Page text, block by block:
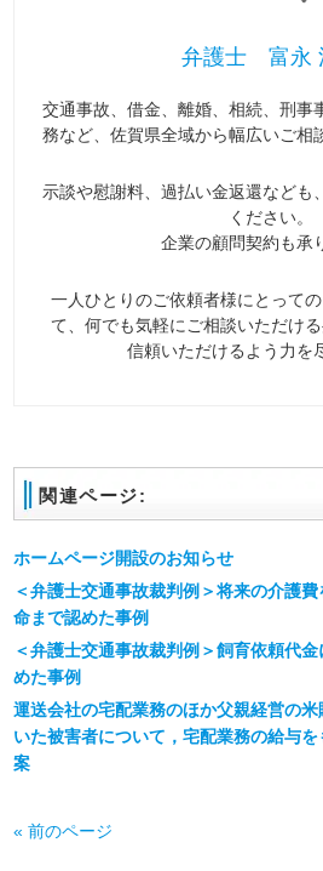
弁護士 富永
交通事故、借金、離婚、相続、刑事
務など、佐賀県全域から幅広いご相
示談や慰謝料、過払い金返還なども
ください。
企業の顧問契約も承
一人ひとりのご依頼者様にとって
て、何でも気軽にご相談いただけ
信頼いただけるよう力を
関連ページ:
ホームページ開設のお知らせ
＜弁護士交通事故裁判例＞将来の介護
命まで認めた事例
＜弁護士交通事故裁判例＞飼育依頼代
めた事例
運送会社の宅配業務のほか父親経営の
いた被害者について，宅配業務の給与
案
« 前のページ